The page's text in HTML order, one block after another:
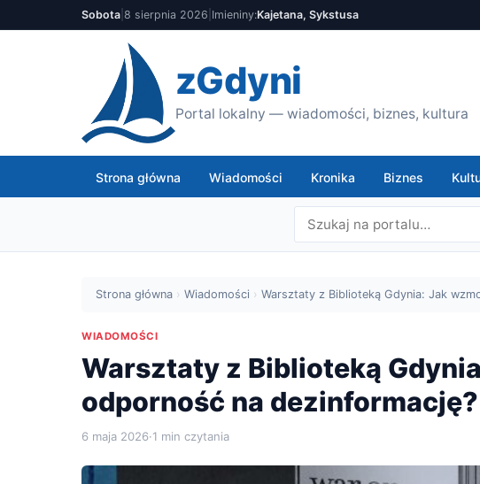
Sobota 8 sierpnia 2026 Imieniny:Kajetana, Sykstusa
zGdyni
Portal lokalny — wiadomości, biznes, kultura
Strona główna Wiadomości Kronika Biznes
Strona główna › Wiadomości › Warsztaty z Biblioteką Gdynia: Jak
WIADOMOŚCI
Warsztaty z Biblioteką
odporność na dezinformację?
6 maja 2026·1 min czytania